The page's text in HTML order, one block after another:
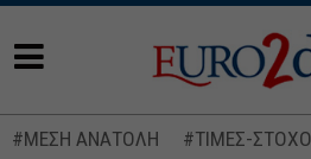
#ΜΕΣΗ ΑΝΑΤΟΛΗ #ΤΙΜΕΣ-